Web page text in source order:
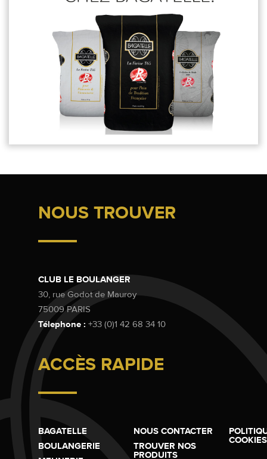
NOUS TROUVER
CLUB LE BOULANGER
30, rue Godot de Mauroy
75009 PARIS
Télephone : +33 (0)1 42 68 34 10
ACCÈS RAPIDE
BAGATELLE
BOULANGERIE
NOUS CONTACTER
TROUVER NOS
PRODUITS
COOKIES